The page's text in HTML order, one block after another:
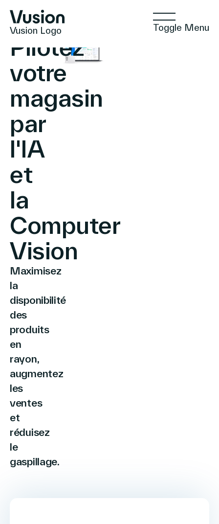
Vusion Logo Toggle Menu
Technologies
Insights
Commerce Positif
Le Groupe
Partenaires
Lien
Pilotez
votre
magasin
par
l'IA
et
la
Computer
Vision
Maximisez
la
disponibilité
des
produits
en
rayon,
augmentez
les
ventes
et
réduisez
le
gaspillage.